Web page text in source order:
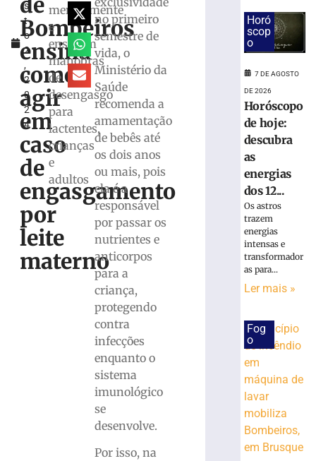
s
t
o
2
,
2
0
2
4
Bombeiros
ensina
como
agir
em
caso
de
engasgamento
por
leite
materno
mensalmente
e
ensinam
manobras
de
desengasgo
para
lactentes,
crianças
e
adultos
no primeiro
semestre de
vida, o
Ministério da
Saúde
recomenda a
amamentação
de bebês até
os dois anos
ou mais, pois
ela é a
responsável
por passar os
nutrientes e
anticorpos
para a
criança,
protegendo
contra
infecções
enquanto o
sistema
imunológico
se
desenvolve.
Por isso, na
saúde
trabalhador
ferido
montagem
estrutura
Brusque
agosto
mais
litoral
indenizará
jovem
que
perdeu
testículo
atraso
Horó
scop
o
7 DE AGOSTO
DE 2026
Horóscopo
de hoje:
descubra
as
energias
dos 12...
Os astros
trazem
energias
intensas e
transformador
as para...
Ler mais »
Fog
o